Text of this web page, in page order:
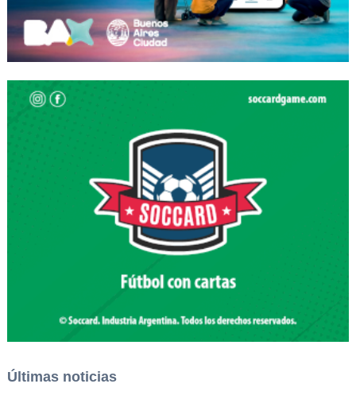
Últimas noticias